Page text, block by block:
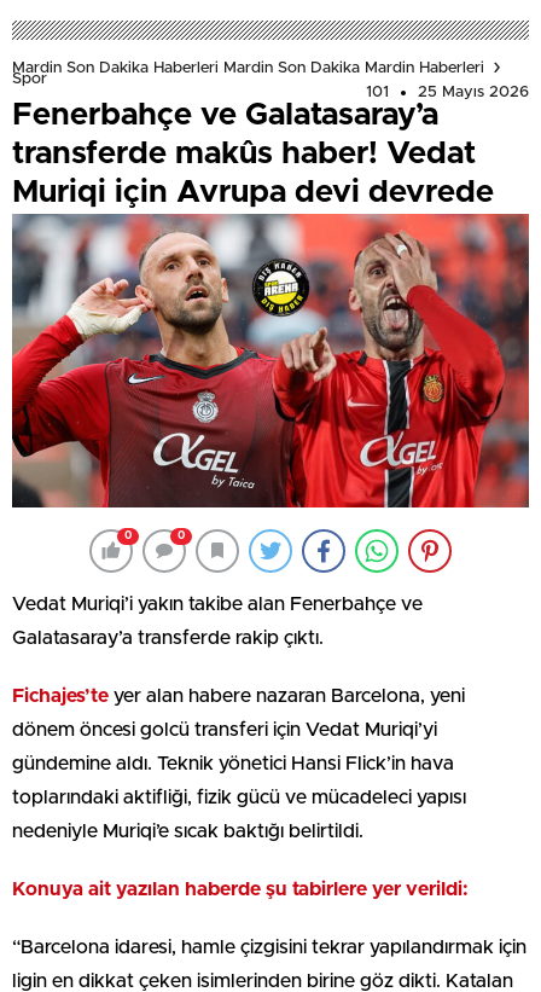
Mardin Son Dakika Haberleri Mardin Son Dakika Mardin Haberleri
Spor
101
25 Mayıs 2026
Fenerbahçe ve Galatasaray’a
transferde makûs haber! Vedat
Muriqi için Avrupa devi devrede
0 0
Vedat Muriqi’i yakın takibe alan Fenerbahçe ve
Galatasaray’a transferde rakip çıktı.
Fichajes’te yer alan habere nazaran Barcelona, yeni
dönem öncesi golcü transferi için Vedat Muriqi’yi
gündemine aldı. Teknik yönetici Hansi Flick’in hava
toplarındaki aktifliği, fizik gücü ve mücadeleci yapısı
nedeniyle Muriqi’e sıcak baktığı belirtildi.
Konuya ait yazılan haberde şu tabirlere yer verildi:
“Barcelona idaresi, hamle çizgisini tekrar yapılandırmak için
ligin en dikkat çeken isimlerinden birine göz dikti. Katalan